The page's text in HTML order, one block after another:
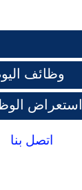
وظائف
استعراض
اتصل بنا